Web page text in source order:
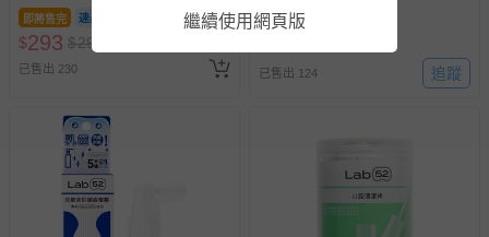
助取消退款事宜。
商品如因「價格、組合」等錯誤原因，導致無法安排出貨，
會主動以簡訊及mail通知訂單取消事宜，並將提供適當補
即將售完
$293 $299
已售出 230 已售出 124 追蹤
繼續使用網頁版